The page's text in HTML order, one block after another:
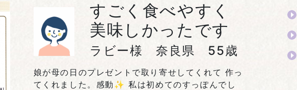
すごく食べやすく
美味しかったです
ラビー様 奈良県 55歳
娘が母の日のプレゼントで取り寄せしてくれて 作っ
てくれました。感動✨ 私は初めてのすっぽんでし